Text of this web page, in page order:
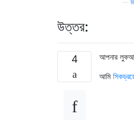
উত্তর:
4 আপনার
আমি